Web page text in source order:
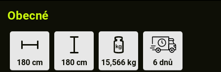
Obecné
180 cm 180 cm 15,566 kg 6 dnů